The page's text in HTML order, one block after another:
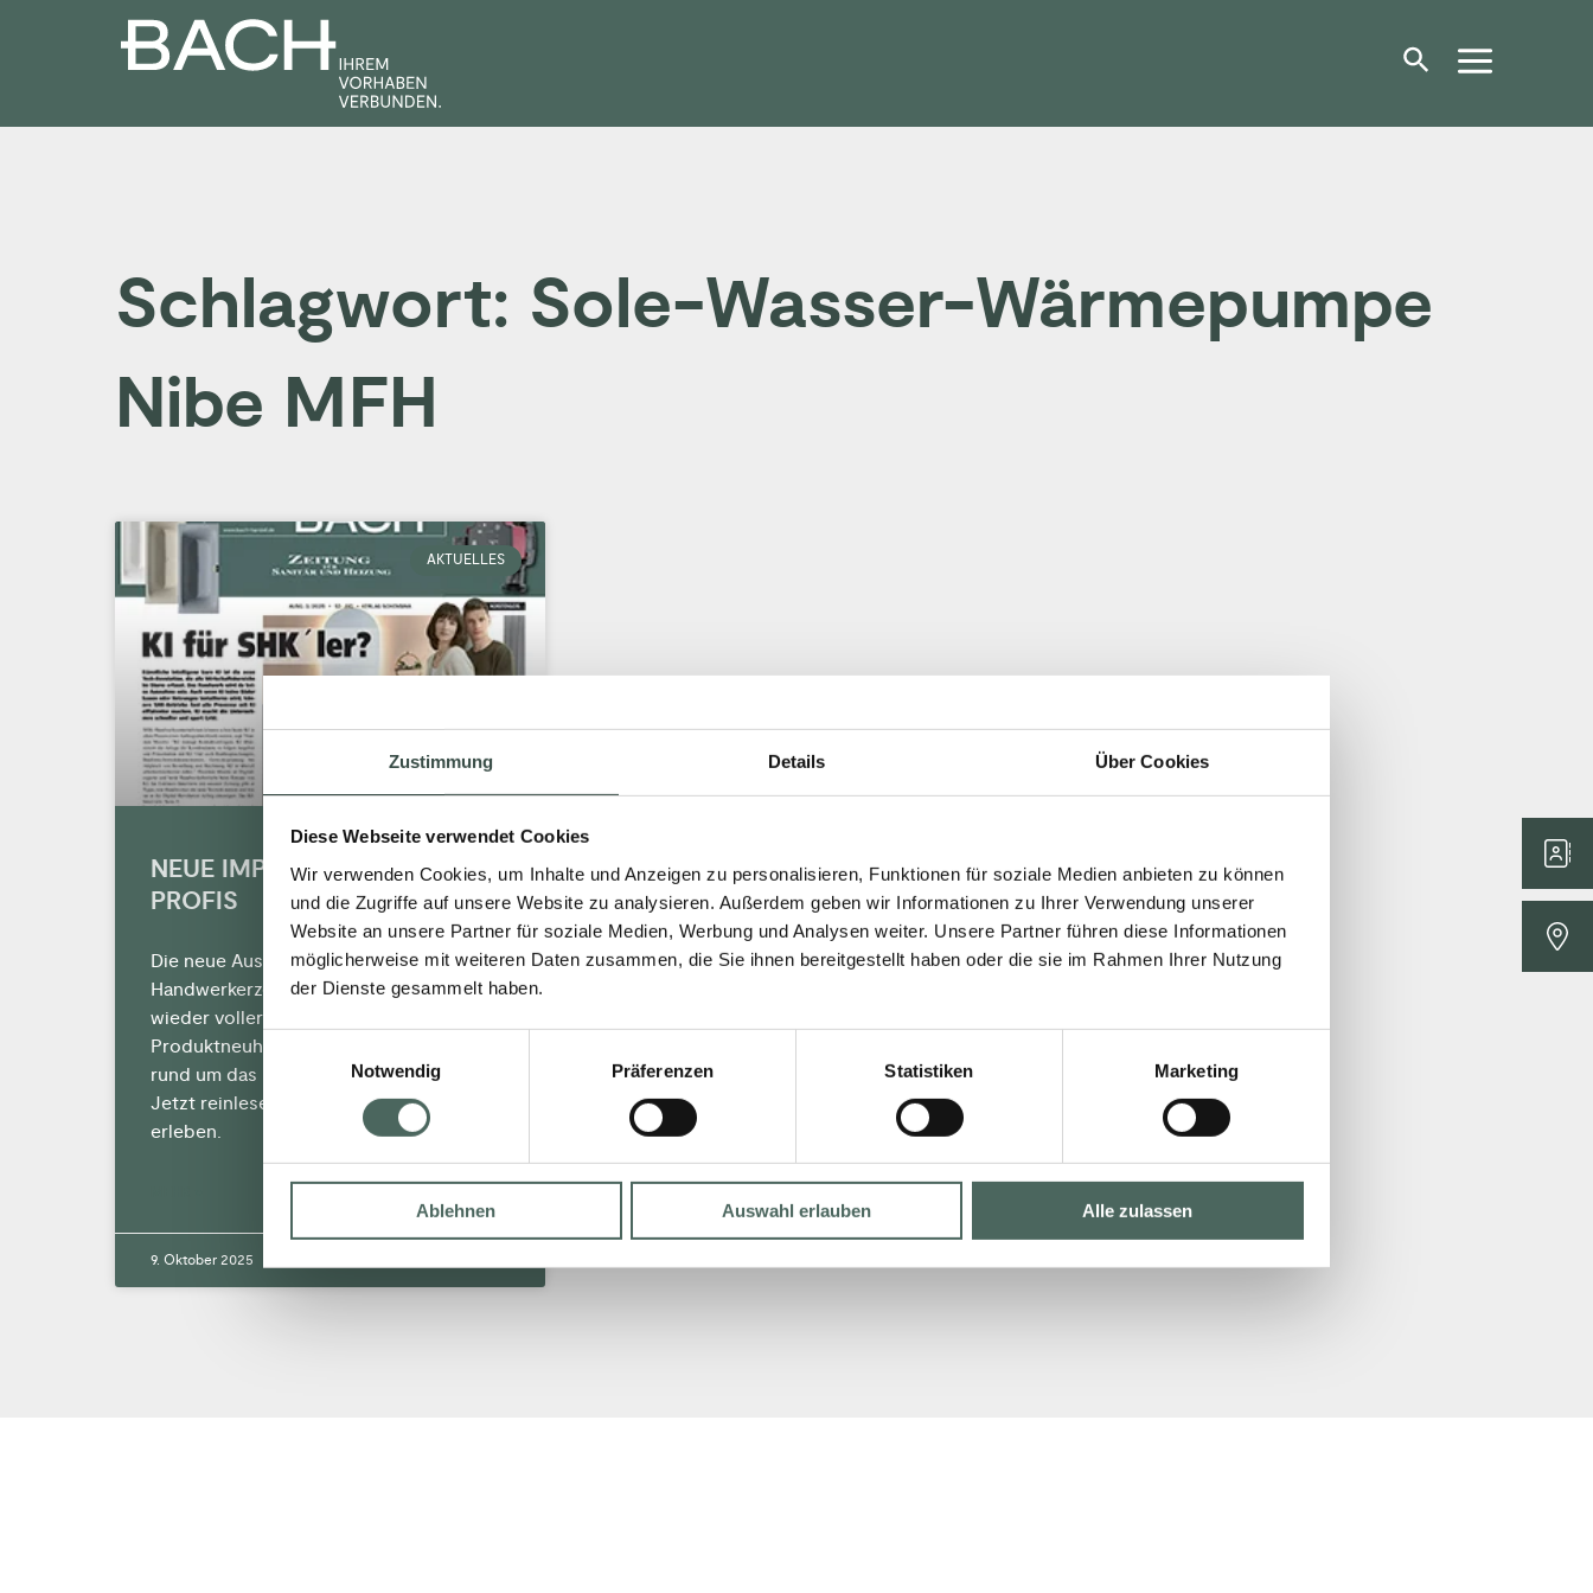
Zustimmung Details Über Cookies
Diese Webseite verwendet Cookies
Wir verwenden Cookies, um Inhalte und Anzeigen zu personalisieren, Funktionen für soziale Medien anbieten zu können
und die Zugriffe auf unsere Website zu analysieren. Außerdem geben wir Informationen zu Ihrer Verwendung unserer
Website an unsere Partner für soziale Medien, Werbung und Analysen weiter. Unsere Partner führen diese Informationen
möglicherweise mit weiteren Daten zusammen, die Sie ihnen bereitgestellt haben oder die sie im Rahmen Ihrer Nutzung
der Dienste gesammelt haben.
Notwendig
Präferenzen Statistiken Marketing
Ablehnen Auswahl erlauben Alle zulassen
Schlagwort: Sole-Wasser-Wärmepumpe
Nibe MFH
AKTUELLES
NEUE IMPULSE FÜR SHK
PROFIS
Die neue Ausgabe der
Handwerkerzeitung ist da und sie steckt
wieder voller aktueller Techniktrends,
Produktneuheiten und Praxislösungen
rund um das moderne SHK-Handwerk.
Jetzt reinlesen und frische Impulse
erleben.
9. Oktober 2025